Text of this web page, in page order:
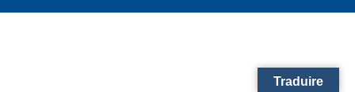
Traduire